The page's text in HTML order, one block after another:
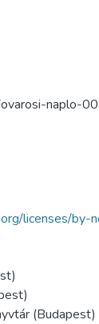
naplo-
licenses/by-
(Budapest)